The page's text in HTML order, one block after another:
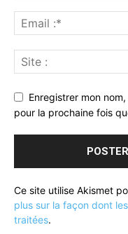
Enregistrer mon
pour la prochaine fois
Ce site utilise Akismet
plus sur la façon dont
traitées.